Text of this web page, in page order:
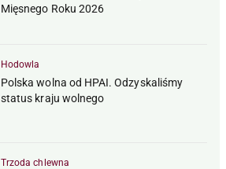
Mięsnego Roku 2026
Hodowla
Polska wolna od HPAI. Odzyskaliśmy
status kraju wolnego
Trzoda chlewna